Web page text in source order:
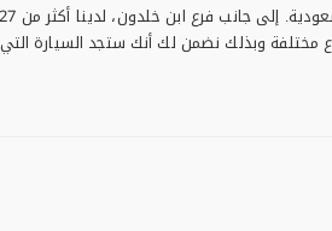
الضخم المكون من 17000 سيارة. تتوفر لدينا أنواع مختلفة